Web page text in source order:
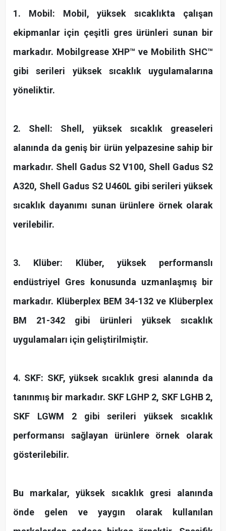
1. Mobil: Mobil, yüksek sıcaklıkta çalışan
ekipmanlar için çeşitli gres ürünleri sunan bir
markadır. Mobilgrease XHP™ ve Mobilith SHC™
gibi serileri yüksek sıcaklık uygulamalarına
yöneliktir.
2. Shell: Shell, yüksek sıcaklık greaseleri
alanında da geniş bir ürün yelpazesine sahip bir
markadır. Shell Gadus S2 V100, Shell Gadus S2
A320, Shell Gadus S2 U460L gibi serileri yüksek
sıcaklık dayanımı sunan ürünlere örnek olarak
verilebilir.
3. Klüber: Klüber, yüksek performanslı
endüstriyel Gres konusunda uzmanlaşmış bir
markadır. Klüberplex BEM 34-132 ve Klüberplex
BM 21-342 gibi ürünleri yüksek sıcaklık
uygulamaları için geliştirilmiştir.
4. SKF: SKF, yüksek sıcaklık gresi alanında da
tanınmış bir markadır. SKF LGHP 2, SKF LGHB 2,
SKF LGWM 2 gibi serileri yüksek sıcaklık
performansı sağlayan ürünlere örnek olarak
gösterilebilir.
Bu markalar, yüksek sıcaklık gresi alanında
önde gelen ve yaygın olarak kullanılan